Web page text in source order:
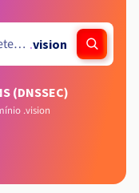
.vision
(DNSSEC)
.vision